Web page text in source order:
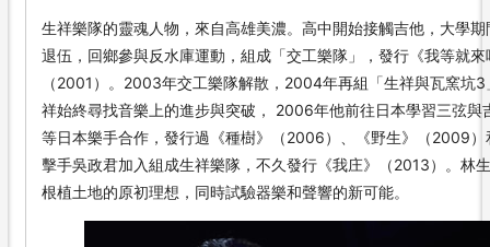
生祥樂隊的靈魂人物，來自高雄美濃。高中開始接觸吉他，大學
退伍，回鄉參與反水庫運動，組成「交工樂隊」，發行《我等就
（2001）。2003年交工樂隊解散，2004年再組「生祥與瓦窯坑
祥始終尋找音樂上的進步與突破， 2006年他前往日本學習三弦與
等日本樂手合作，發行過《種樹》（2006）、《野生》（2009
擊手吳政君加入組成生祥樂隊，不久發行《我庄》（2013）。林
根植土地的原初理想，同時試驗器樂和聲響的新可能。